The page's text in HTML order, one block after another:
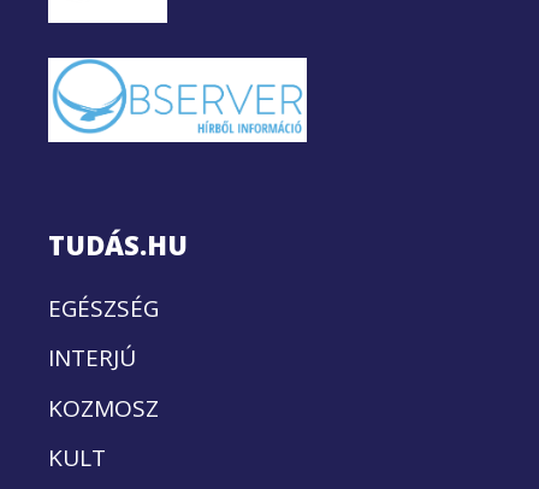
TUDÁS.HU
EGÉSZSÉG
INTERJÚ
KOZMOSZ
KULT